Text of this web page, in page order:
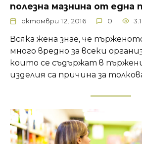
полезна мазнина от една
октомври 12, 2016 0
Всяка жена знае, че
много вредно за всеки
които се съдържат в
изделия са причина за